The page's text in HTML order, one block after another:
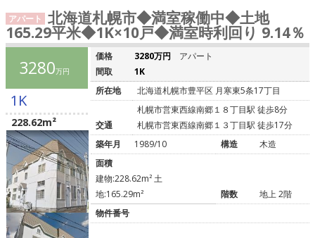
アパート 北海道札幌市◆満室稼働中◆土地
165.29平米◆1K×10戸◆満室時利回り 9.14％
3280万円
1K
228.62m²
価格 3280万円
アパート
間取
1K
所在地
北海道札幌市豊平区 月寒東5条17丁目
交通
札幌市営東西線南郷１８丁目駅 徒歩8分
札幌市営東西線南郷１３丁目駅 徒歩17分
築年月
1989/10 構造
木造
面積
建物:228.62m² 土
地:165.29m²
階数
地上 2階
物件番号